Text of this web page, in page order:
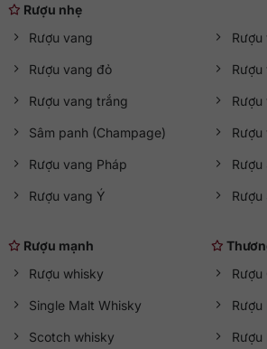
Rượu nhẹ
Rượu vang
Rượu vang đỏ
Rượu vang trắng
Sâm panh (Champage)
Rượu vang Pháp
Rượu vang Ý
Rượu
Rượu
Rượu
Rượu
Rượu
Rượu mạnh
Rượu whisky
Single Malt Whisky
Scotch whisky
Rượu
Rượu
Rượu